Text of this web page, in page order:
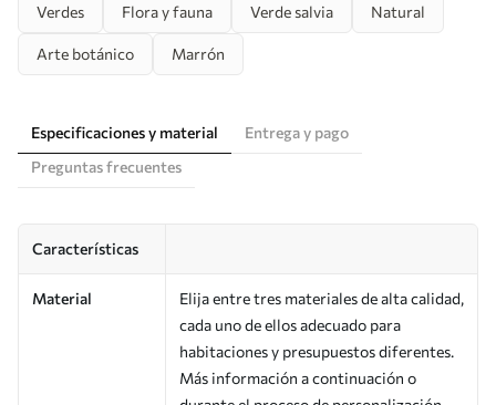
Verdes Flora y fauna Verde salvia Natural
Arte botánico Marrón
Especificaciones y material
Entrega y pago
Preguntas frecuentes
Características
Material
Elija entre tres materiales de alta calidad,
cada uno de ellos adecuado para
habitaciones y presupuestos diferentes.
Más información a continuación o